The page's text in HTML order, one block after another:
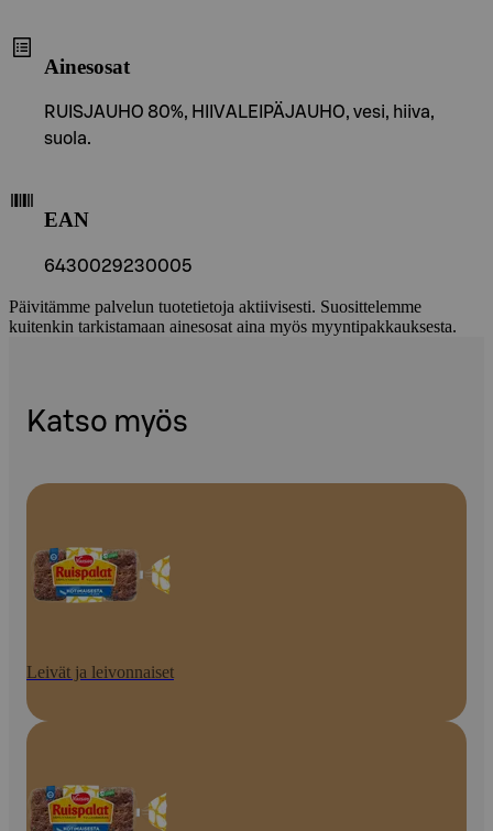
Ainesosat
RUISJAUHO 80%, HIIVALEIPÄJAUHO, vesi, hiiva,
suola.
EAN
6430029230005
Päivitämme palvelun tuotetietoja aktiivisesti. Suosittelemme
kuitenkin tarkistamaan ainesosat aina myös myyntipakkauksesta.
Katso myös
Leivät ja leivonnaiset